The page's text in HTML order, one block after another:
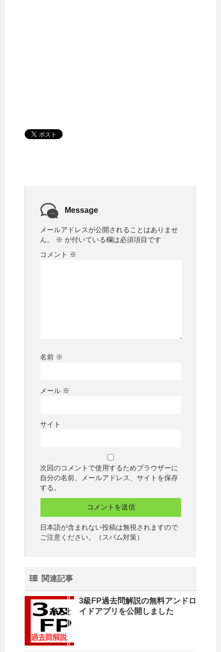
Message
メールアドレスが公開されることはありませ
ん。
※ が付いている欄は必須項目です
コメント ※
名前 ※
メール ※
サイト
次回のコメントで使用するためブラウザーに
自分の名前、メールアドレス、サイトを保存
する。
日本語が含まれない投稿は無視されますので
ご注意ください。（スパム対策）
関連記事
3級FP過去問解説の無料アンドロ
イドアプリを公開しました